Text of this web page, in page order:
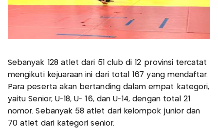
Sebanyak 128 atlet dari 51 club di 12 provinsi tercatat
mengikuti kejuaraan ini dari total 167 yang mendaftar.
Para peserta akan bertanding dalam empat kategori,
yaitu Senior, U-18, U- 16, dan U-14, dengan total 21
nomor. Sebanyak 58 atlet dari kelompok junior dan
70 atlet dari kategori senior.